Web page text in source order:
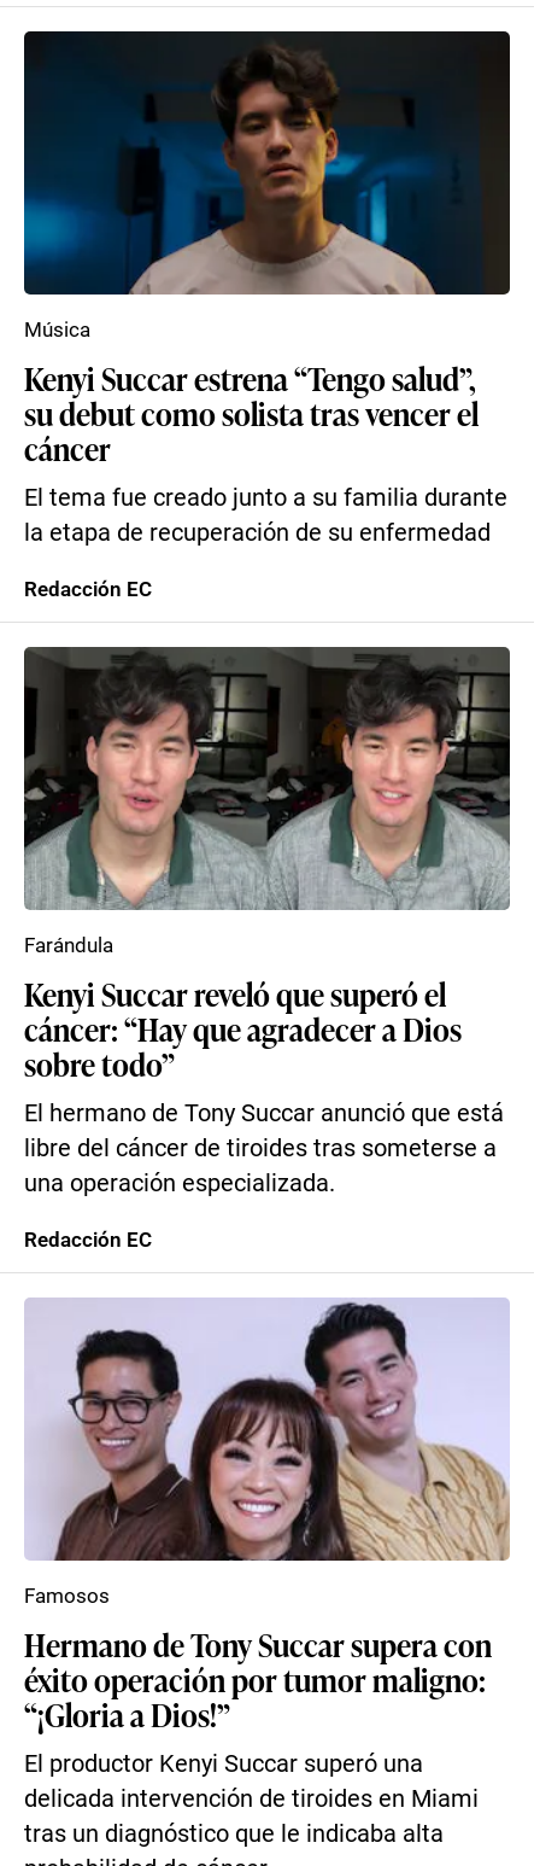
Kenyi Succar estrena “Tengo salud”,
su debut como solista tras vencer el
cáncer
El tema fue creado junto a su familia durante
la etapa de recuperación de su enfermedad
Música
Redacción EC
Kenyi Succar reveló que superó el
cáncer: “Hay que agradecer a Dios
sobre todo”
El hermano de Tony Succar anunció que está
libre del cáncer de tiroides tras someterse a
una operación especializada.
Farándula
Redacción EC
Hermano de Tony Succar supera con
éxito operación por tumor maligno:
“¡Gloria a Dios!”
El productor Kenyi Succar superó una
delicada intervención de tiroides en Miami
tras un diagnóstico que le indicaba alta
Famosos